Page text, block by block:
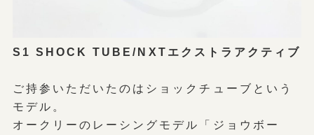
S1 SHOCK TUBE/NXTエクストラアクティブ
ご持参いただいたのはショックチューブという
モデル。
オークリーのレーシングモデル「ジョウボー